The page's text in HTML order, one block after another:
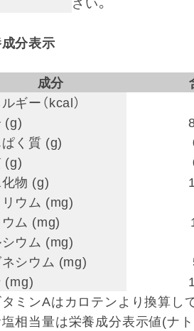
分表示
成分
ギー（kcal）
(g)
く質 (g)
(g)
物 (g)
ウム (mg)
ム (mg)
ウム (mg)
シウム (mg)
(mg)
ミンAはカロテンより換算し
相当量は栄養成分表示値(ナ